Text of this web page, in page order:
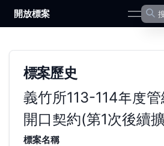
開放標案 open
標案歷史
義竹所113-114年度
開口契約(第1次後續
標案名稱